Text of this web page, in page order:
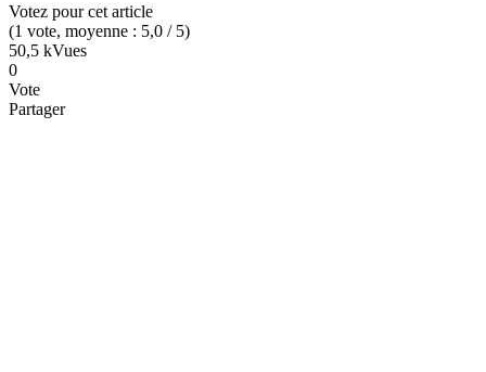
Votez pour cet article
(1 vote, moyenne : 5,0 / 5)
50,5 kVues
0
Vote
Partager